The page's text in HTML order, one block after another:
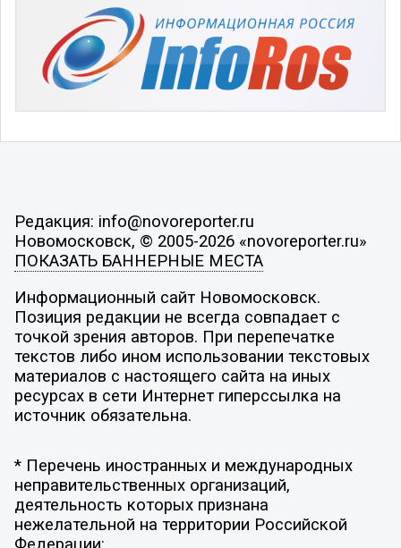
Редакция: info@novoreporter.ru
Новомосковск, © 2005-2026 «novoreporter.ru»
ПОКАЗАТЬ БАННЕРНЫЕ МЕСТА
Информационный сайт Новомосковск.
Позиция редакции не всегда совпадает с
точкой зрения авторов. При перепечатке
текстов либо ином использовании текстовых
материалов с настоящего сайта на иных
ресурсах в сети Интернет гиперссылка на
источник обязательна.
* Перечень иностранных и международных
неправительственных организаций,
деятельность которых признана
нежелательной на территории Российской